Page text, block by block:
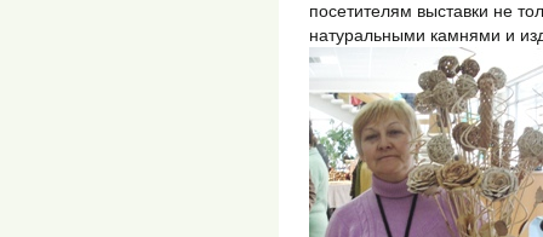
посетителям выставки не
натуральными камнями и